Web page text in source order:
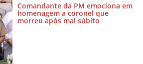
Comandante da PM emociona em
homenagem a coronel que
morreu após mal súbito